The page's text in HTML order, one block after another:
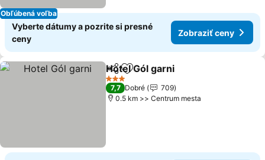
Obľúbená voľba
Vyberte dátumy a pozrite si presné
ceny
Zobraziť ceny
ZdieľaťPridať do obľúbených
Hotel Gól garni
3 Počet hviezdičiek
7,7 Dobré
709
0.5 km >> Centrum mesta